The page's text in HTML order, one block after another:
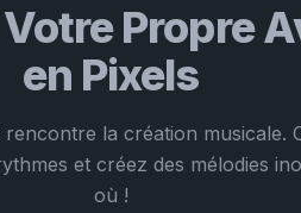
Propre
en Pixels
la création
et créez des mélodies
où !